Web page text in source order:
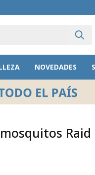
NOVEDADES
Raid